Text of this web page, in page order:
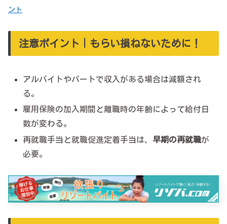
ント
注意ポイント｜もらい損ねないために！
アルバイトやパートで収入がある場合は減額され
る。
雇用保険の加入期間と離職時の年齢によって給付日
数が変わる。
再就職手当と就職促進定着手当は、 早期の再就職が
必要。